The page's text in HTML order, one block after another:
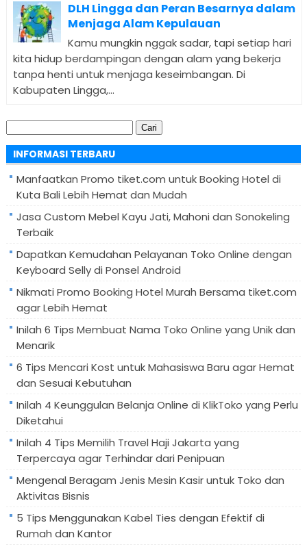
DLH Lingga dan Peran Besarnya dalam
Menjaga Alam Kepulauan
Kamu mungkin nggak sadar, tapi setiap hari
kita hidup berdampingan dengan alam yang bekerja
tanpa henti untuk menjaga keseimbangan. Di
Kabupaten Lingga,...
Cari
untuk:
INFORMASI TERBARU
Manfaatkan Promo tiket.com untuk Booking Hotel di
Kuta Bali Lebih Hemat dan Mudah
Jasa Custom Mebel Kayu Jati, Mahoni dan Sonokeling
Terbaik
Dapatkan Kemudahan Pelayanan Toko Online dengan
Keyboard Selly di Ponsel Android
Nikmati Promo Booking Hotel Murah Bersama tiket.com
agar Lebih Hemat
Inilah 6 Tips Membuat Nama Toko Online yang Unik dan
Menarik
6 Tips Mencari Kost untuk Mahasiswa Baru agar Hemat
dan Sesuai Kebutuhan
Inilah 4 Keunggulan Belanja Online di KlikToko yang Perlu
Diketahui
Inilah 4 Tips Memilih Travel Haji Jakarta yang
Terpercaya agar Terhindar dari Penipuan
Mengenal Beragam Jenis Mesin Kasir untuk Toko dan
Aktivitas Bisnis
5 Tips Menggunakan Kabel Ties dengan Efektif di
Rumah dan Kantor